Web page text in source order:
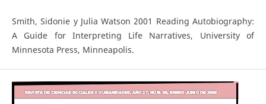
Smith, Sidonie y Julia Watson 2001 Reading Autobiography:
A Guide for Interpreting Life Narratives, University of
Minnesota Press, Minneapolis.